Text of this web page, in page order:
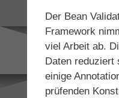
Der Bean
Framework
viel Arbeit ab.
Daten
einige
prüfenden